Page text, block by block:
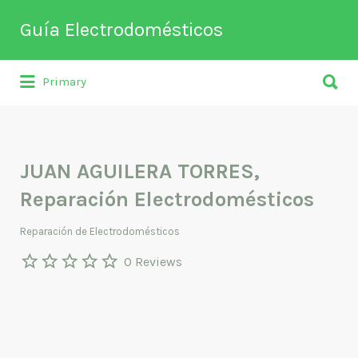
Guía Electrodomésticos
Directorio de empresas relacionadas
Buscar
por:
Primary
por:
JUAN AGUILERA TORRES,
Reparación Electrodomésticos
Reparación de Electrodomésticos
0 Reviews